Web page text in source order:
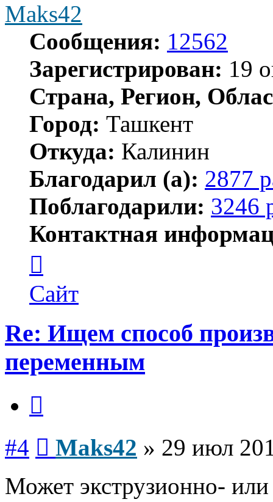
Maks42
Сообщения: 12562
Зарегистрирован: 19
Страна, Регион,
Город: Ташкент
Откуда: Калинин
Благодарил (а): 2877
Поблагодарили: 3246
Контактная
пользователя
Maks42
Сайт
Re: Ищем способ
переменным
#4 Maks42 » 29 июл
Может экструзионно-